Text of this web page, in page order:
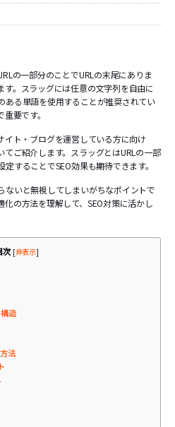
の一部分のことでURLの末尾にありま
。スラッグには任意の文字列を自由に
ある単語を使用することが推奨されてい
要です。
イト・ブログを運営している方に向け
ご紹介します。スラッグとはURLの一部
することでSEO効果も期待できます。
ないと無視してしまいがちなポイントで
の方法を理解して、SEO対策に活かし
次 [非表示]
造
法